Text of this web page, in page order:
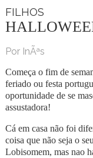
FILHOS
Por InÃªs
Começa o fim de
feriado ou festa
oportunidade de se
assustadora!
Cá em casa não foi
coisa que não seja o
Lobisomem, mas nao